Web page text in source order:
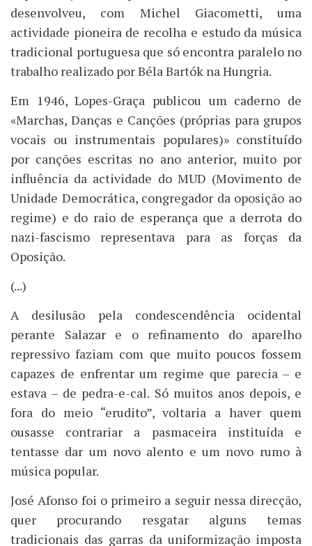
desenvolveu, com Michel Giacometti, uma
actividade pioneira de recolha e estudo da música
tradicional portuguesa que só encontra paralelo no
trabalho realizado por Béla Bartók na Hungria.
Em 1946, Lopes-Graça publicou um caderno de
«Marchas, Danças e Canções (próprias para grupos
vocais ou instrumentais populares)» constituído
por canções escritas no ano anterior, muito por
influência da actividade do MUD (Movimento de
Unidade Democrática, congregador da oposição ao
regime) e do raio de esperança que a derrota do
nazi-fascismo representava para as forças da
Oposição.
(...)
A desilusão pela condescendência ocidental
perante Salazar e o refinamento do aparelho
repressivo faziam com que muito poucos fossem
capazes de enfrentar um regime que parecia – e
estava – de pedra-e-cal. Só muitos anos depois, e
fora do meio “erudito”, voltaria a haver quem
ousasse contrariar a pasmaceira instituída e
tentasse dar um novo alento e um novo rumo à
música popular.
José Afonso foi o primeiro a seguir nessa direcção,
quer procurando resgatar alguns temas
tradicionais das garras da uniformização imposta